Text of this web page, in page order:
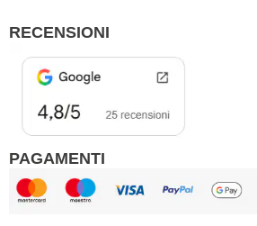
RECENSIONI
PAGAMENTI